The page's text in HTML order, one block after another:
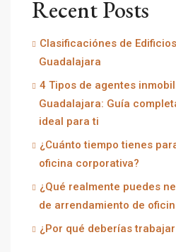
Recent Posts
Clasificaciónes de
Guadalajara
4 Tipos de agentes
Guadalajara: Guía
ideal para ti
¿Cuánto tiempo tienes
oficina corporativa?
¿Qué realmente puedes
de arrendamiento de
¿Por qué deberías